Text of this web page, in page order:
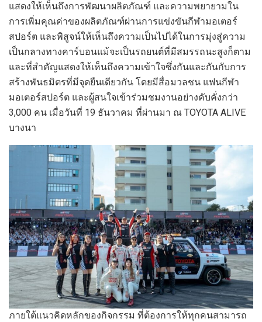
แสดงให้เห็นถึงการพัฒนาผลิตภัณฑ์ และความพยายามใน
การเพิ่มคุณค่าของผลิตภัณฑ์ผ่านการแข่งขันกีฬามอเตอร์
สปอร์ต และพิสูจน์ให้เห็นถึงความเป็นไปได้ในการมุ่งสู่ความ
เป็นกลางทางคาร์บอนแม้จะเป็นรถยนต์ที่มีสมรรถนะสูงก็ตาม
และที่สำคัญแสดงให้เห็นถึงความเข้าใจซึ่งกันและกันกับการ
สร้างพันธมิตรที่มีจุดยืนเดียวกัน โดยมีสื่อมวลชน แฟนกีฬา
มอเตอร์สปอร์ต และผู้สนใจเข้าร่วมชมงานอย่างคับคั่งกว่า
3,000 คน เมื่อวันที่ 19 ธันวาคม ที่ผ่านมา ณ TOYOTA ALIVE
บางนา
ภายใต้แนวคิดหลักของกิจกรรม ที่ต้องการให้ทุกคนสามารถ